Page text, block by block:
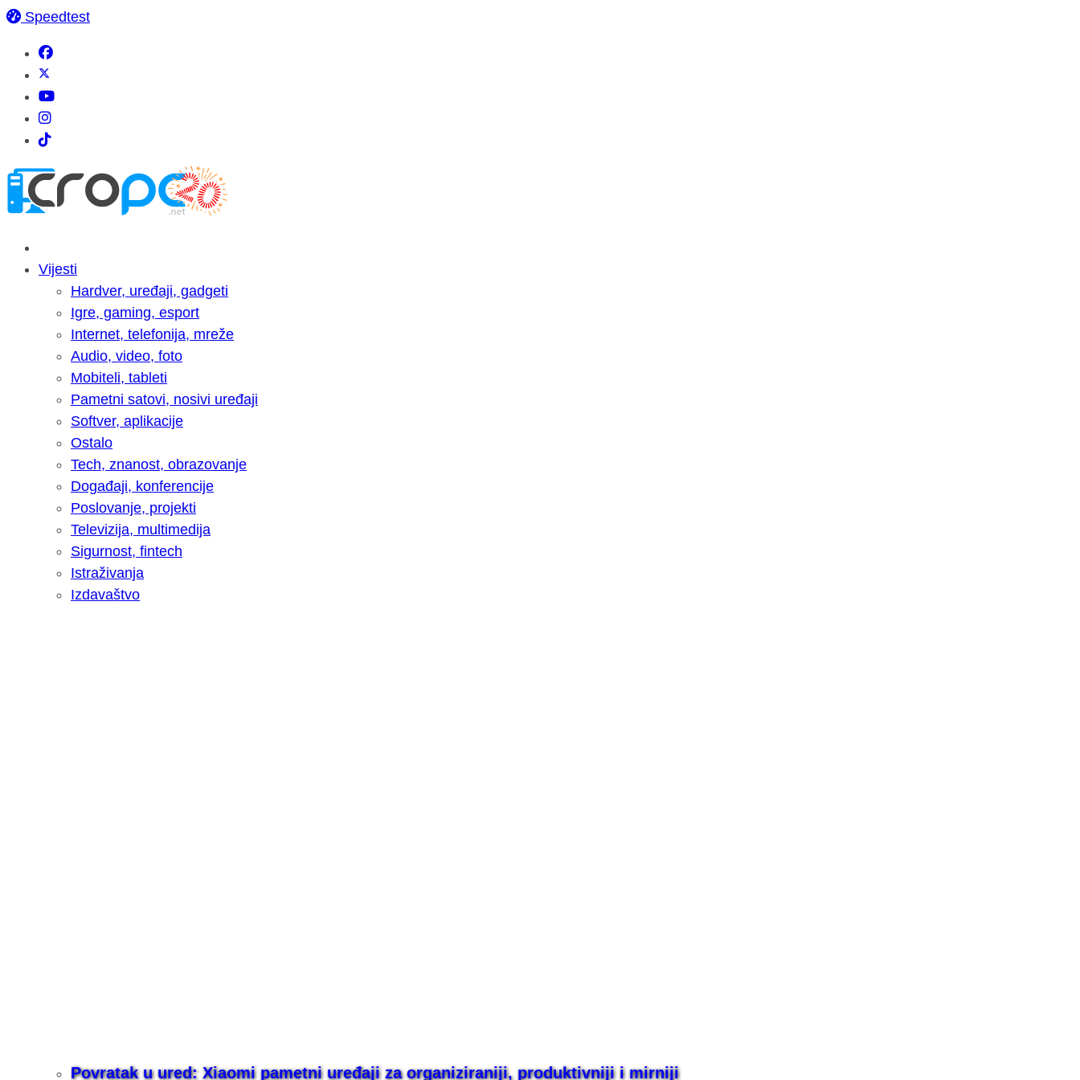
Speedtest
Vijesti
Hardver, uređaji, gadgeti
Igre, gaming, esport
Internet, telefonija, mreže
Audio, video, foto
Mobiteli, tableti
Pametni satovi, nosivi uređaji
Softver, aplikacije
Ostalo
Tech, znanost, obrazovanje
Događaji, konferencije
Poslovanje, projekti
Televizija, multimedija
Sigurnost, fintech
Istraživanja
Izdavaštvo
Povratak u ured: Xiaomi pametni uređaji za organiziraniji, produktivniji i mirniji